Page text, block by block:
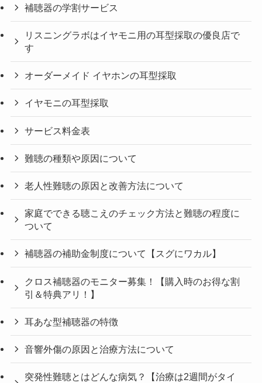
補聴器の学割サービス
リスニングラボはイヤモニ用の耳型採取の優良店で
す
オーダーメイド イヤホンの耳型採取
イヤモニの耳型採取
サービス料金表
難聴の種類や原因について
老人性難聴の原因と改善方法について
家庭でできる聴こえのチェック方法と難聴の程度に
ついて
補聴器の補助金制度について【スグにワカル】
クロス補聴器のモニター募集！【購入時のお得な割
引＆特典アリ！】
耳あな型補聴器の特徴
音響外傷の原因と治療方法について
突発性難聴とはどんな病気？【治療は2週間がタイ